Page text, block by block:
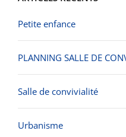
Petite enfance
PLANNING SALLE DE
Salle de convivialité
Urbanisme